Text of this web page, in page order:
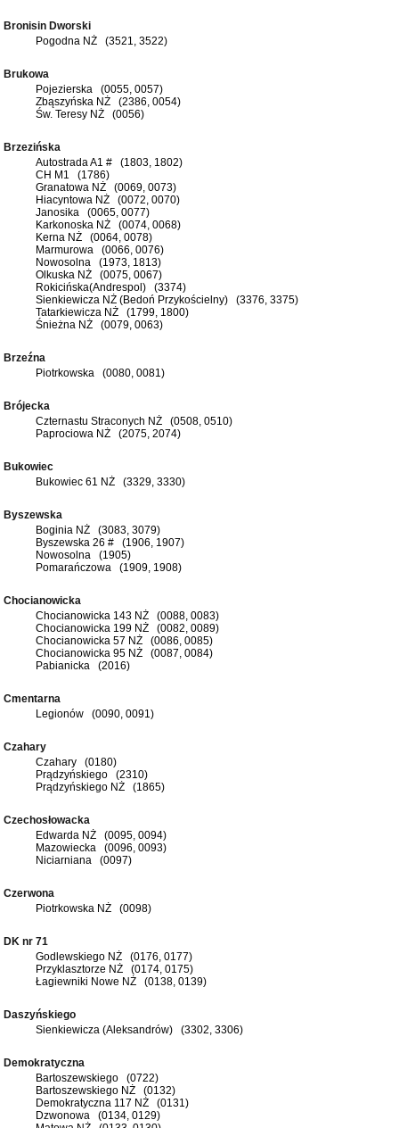
Bronisin Dworski
Pogodna NŻ (3521, 3522)
Brukowa
Pojezierska (0055, 0057)
Zbąszyńska NŻ (2386, 0054)
Św. Teresy NŻ (0056)
Brzezińska
Autostrada A1 # (1803, 1802)
CH M1 (1786)
Granatowa NŻ (0069, 0073)
Hiacyntowa NŻ (0072, 0070)
Janosika (0065, 0077)
Karkonoska NŻ (0074, 0068)
Kerna NŻ (0064, 0078)
Marmurowa (0066, 0076)
Nowosolna (1973, 1813)
Olkuska NŻ (0075, 0067)
Rokicińska(Andrespol) (3374)
Sienkiewicza NŻ (Bedoń Przykościelny) (3376, 3375)
Tatarkiewicza NŻ (1799, 1800)
Śnieżna NŻ (0079, 0063)
Brzeźna
Piotrkowska (0080, 0081)
Brójecka
Czternastu Straconych NŻ (0508, 0510)
Paprociowa NŻ (2075, 2074)
Bukowiec
Bukowiec 61 NŻ (3329, 3330)
Byszewska
Boginia NŻ (3083, 3079)
Byszewska 26 # (1906, 1907)
Nowosolna (1905)
Pomarańczowa (1909, 1908)
Chocianowicka
Chocianowicka 143 NŻ (0088, 0083)
Chocianowicka 199 NŻ (0082, 0089)
Chocianowicka 57 NŻ (0086, 0085)
Chocianowicka 95 NŻ (0087, 0084)
Pabianicka (2016)
Cmentarna
Legionów (0090, 0091)
Czahary
Czahary (0180)
Prądzyńskiego (2310)
Prądzyńskiego NŻ (1865)
Czechosłowacka
Edwarda NŻ (0095, 0094)
Mazowiecka (0096, 0093)
Niciarniana (0097)
Czerwona
Piotrkowska NŻ (0098)
DK nr 71
Godlewskiego NŻ (0176, 0177)
Przyklasztorze NŻ (0174, 0175)
Łagiewniki Nowe NŻ (0138, 0139)
Daszyńskiego
Sienkiewicza (Aleksandrów) (3302, 3306)
Demokratyczna
Bartoszewskiego (0722)
Bartoszewskiego NŻ (0132)
Demokratyczna 117 NŻ (0131)
Dzwonowa (0134, 0129)